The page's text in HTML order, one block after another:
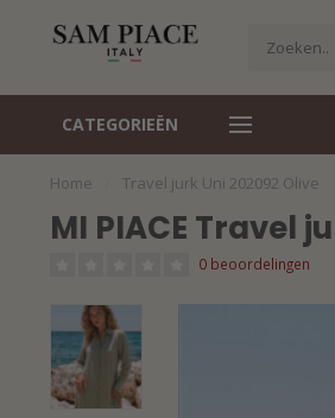
CATEGORIEËN
Travelstof specialist
Home Travel jurk Uni 202092 Olive
MI PIACE Travel
0 beoordelingen